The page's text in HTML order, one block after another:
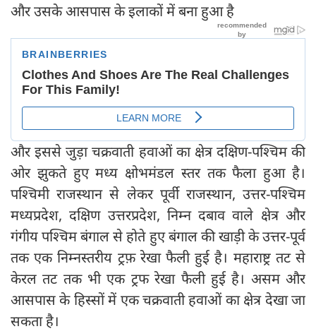
और उसके आसपास के इलाकों में बना हुआ है
और इससे जुड़ा चक्रवाती हवाओं का क्षेत्र दक्षिण-पश्चिम की
ओर झुकते हुए मध्य क्षोभमंडल स्तर तक फैला हुआ है।
पश्चिमी राजस्थान से लेकर पूर्वी राजस्थान, उत्तर-पश्चिम
मध्यप्रदेश, दक्षिण उत्तरप्रदेश, निम्न दबाव वाले क्षेत्र और
गंगीय पश्चिम बंगाल से होते हुए बंगाल की खाड़ी के उत्तर-पूर्व
तक एक निम्नस्तरीय ट्रफ़ रेखा फैली हुई है। महाराष्ट्र तट से
केरल तट तक भी एक ट्रफ रेखा फैली हुई है। असम और
आसपास के हिस्सों में एक चक्रवाती हवाओं का क्षेत्र देखा जा
सकता है।